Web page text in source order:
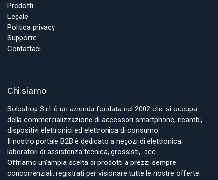
Prodotti
Legale
Politica privacy
Supporto
Contattaci
Chi siamo
Soloshop S.r.l. è un azienda fondata nel 2002 che si occupa
della commercializzazione di accessori smartphone, ricambi,
dispositivi elettronici ed elettronica di consumo.
Il nostro portale B2B è dedicato a negozi di elettronica,
laboratori di assistenza tecnica, grossisti, ecc..
Offriamo un'ampia scelta di prodotti a prezzi sempre
concorrenziali, registrati per visionare tutte le nostre offerte.